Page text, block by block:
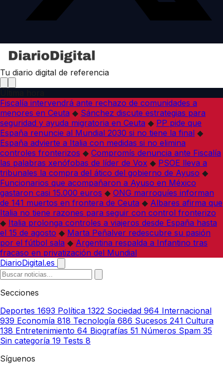
Tu diario digital de referencia
Fiscalía intervendrá ante rechazo de comunidades a
menores en Ceuta ◆ Sánchez discute estrategias para
seguridad y ayuda migratoria en Ceuta ◆ PP pide que
España renuncie al Mundial 2030 si no tiene la final ◆
España advierte a Italia con medidas si no elimina
controles fronterizos ◆ Compromís denuncia ante Fiscalía
las palabras xenófobas de líder de Vox ◆ PSOE lleva a
tribunales la compra del ático del gobierno de Ayuso ◆
Funcionarios que acompañaron a Ayuso en México
gastaron casi 15.000 euros ◆ ONG marroquíes informan
de 141 muertos en frontera de Ceuta ◆ Albares afirma que
Italia no tiene razones para seguir con control fronterizo
◆ Italia prolonga controles a viajeros desde España hasta
el 15 de agosto ◆ Marta Peñalver redescubre su pasión
por el fútbol sala ◆ Argentina respalda a Infantino tras
fracaso en privatización del Mundial
DiarioDigital.es
Secciones
Deportes 1693 Política 1322 Sociedad 964 Internacional
939 Economía 818 Tecnología 686 Sucesos 241 Cultura
138 Entretenimiento 64 Biografías 51 Números Spam 35
Sin categoría 19 Tests 8
Síguenos